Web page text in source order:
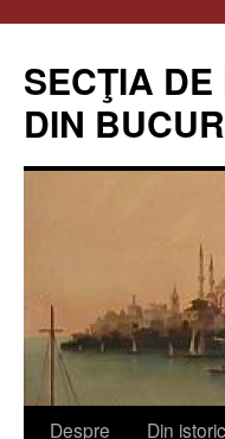
content
SECŢIA
DIN
Despre
Din